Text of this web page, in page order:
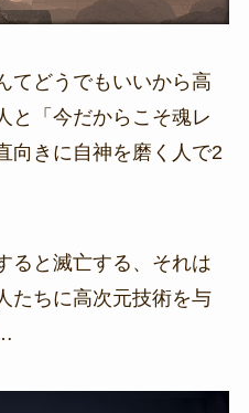
てどうでもいいから高
と「今だからこそ魂レ
向きに自神を磨く人で2
ると滅亡する、それは
たちに高次元技術を与